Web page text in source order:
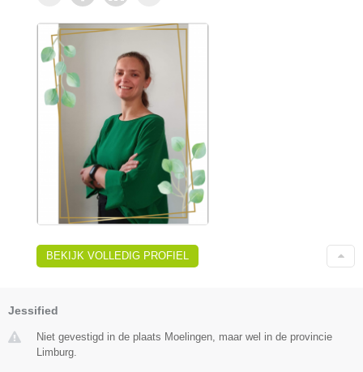
BEKIJK VOLLEDIG PROFIEL
Jessified
Niet gevestigd in de plaats Moelingen, maar wel in de provincie
Limburg.